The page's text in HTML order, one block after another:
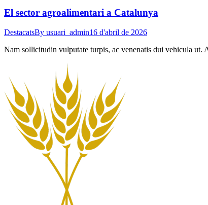
El sector agroalimentari a Catalunya
DestacatsBy usuari_admin16 d'abril de 2026
Nam sollicitudin vulputate turpis, ac venenatis dui vehicula ut.